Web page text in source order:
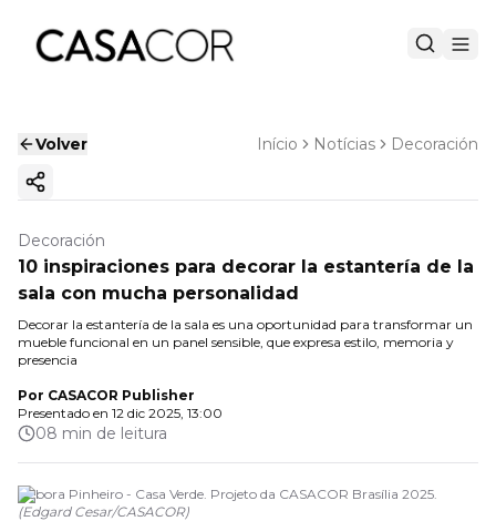
Volver Início Notícias Decoración
Copiar enlace
Decoración
10 inspiraciones para decorar la estantería de la
sala con mucha personalidad
Decorar la estantería de la sala es una oportunidad para transformar un
mueble funcional en un panel sensible, que expresa estilo, memoria y
presencia
Por CASACOR Publisher
Presentado en 12 dic 2025, 13:00
08 min de leitura
Debora Pinheiro - Casa Verde. Projeto da CASACOR Brasília 2025.
(Edgard Cesar/CASACOR)